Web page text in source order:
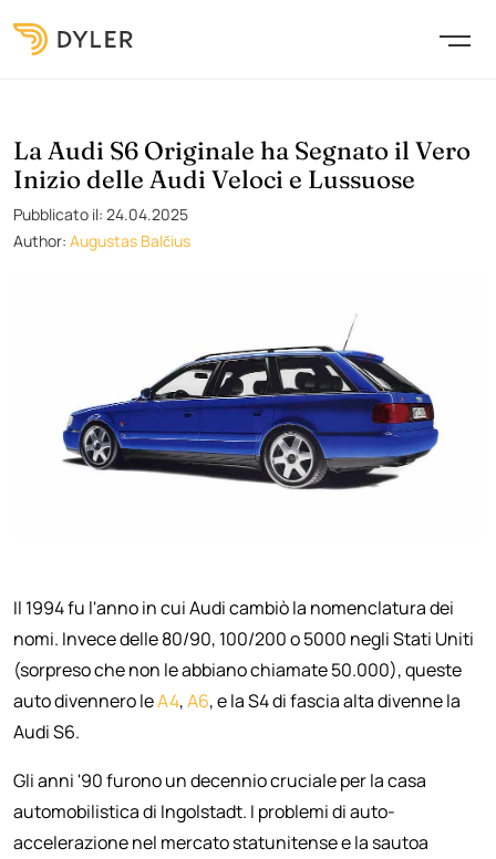
La Audi S6 Originale ha Segnato il Vero
Inizio delle Audi Veloci e Lussuose
Pubblicato il: 24.04.2025
Author: Augustas Balčius
Il 1994 fu l'anno in cui Audi cambiò la nomenclatura dei
nomi. Invece delle 80/90, 100/200 o 5000 negli Stati Uniti
(sorpreso che non le abbiano chiamate 50.000), queste
auto divennero leA4,A6, e la S4 di fascia alta divenne la
Audi S6.
Gli anni '90 furono un decennio cruciale per la casa
automobilistica di Ingolstadt. I problemi di auto-
accelerazione nel mercato statunitense e la sautoa